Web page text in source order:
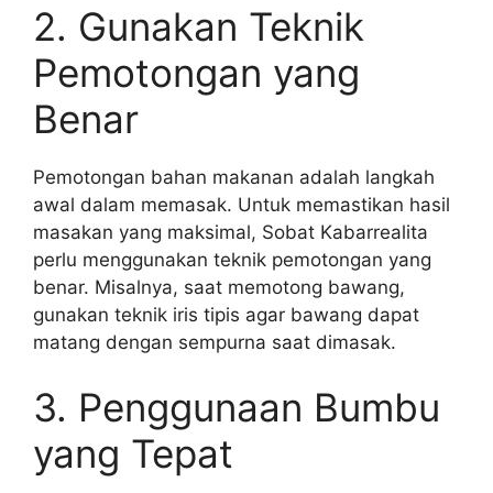
2. Gunakan Teknik
Pemotongan yang
Benar
Pemotongan bahan makanan adalah langkah
awal dalam memasak. Untuk memastikan hasil
masakan yang maksimal, Sobat Kabarrealita
perlu menggunakan teknik pemotongan yang
benar. Misalnya, saat memotong bawang,
gunakan teknik iris tipis agar bawang dapat
matang dengan sempurna saat dimasak.
3. Penggunaan Bumbu
yang Tepat